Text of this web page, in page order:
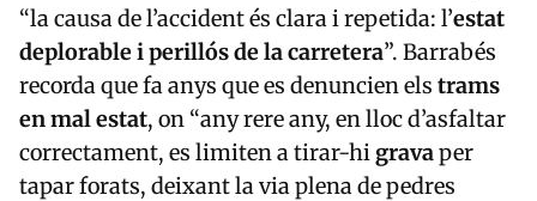
“la causa de l’accident és clara i repetida: l’estat
deplorable i perillós de la carretera”. Barrabés
recorda que fa anys que es denuncien els trams
en mal estat, on “any rere any, en lloc d’asfaltar
correctament, es limiten a tirar-higravaper
tapar forats, deixant la via plena de pedres